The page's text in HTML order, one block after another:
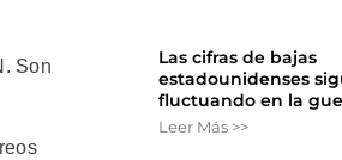
Son
Las cifras de bajas
estadounidenses
fluctuando en la
Leer Más >>